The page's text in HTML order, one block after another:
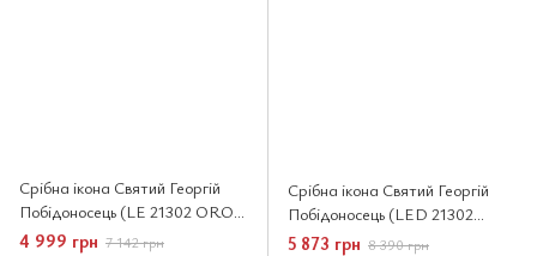
Срібна ікона Святий Георгій
Побідоносець (LE 21302 ORO)
20х27 см
4 999 грн 7 142 грн
Срібна ікона Святий Георгій
Побідоносець (LED 21302
ORO) 22х30 см
5 873 грн 8 390 грн